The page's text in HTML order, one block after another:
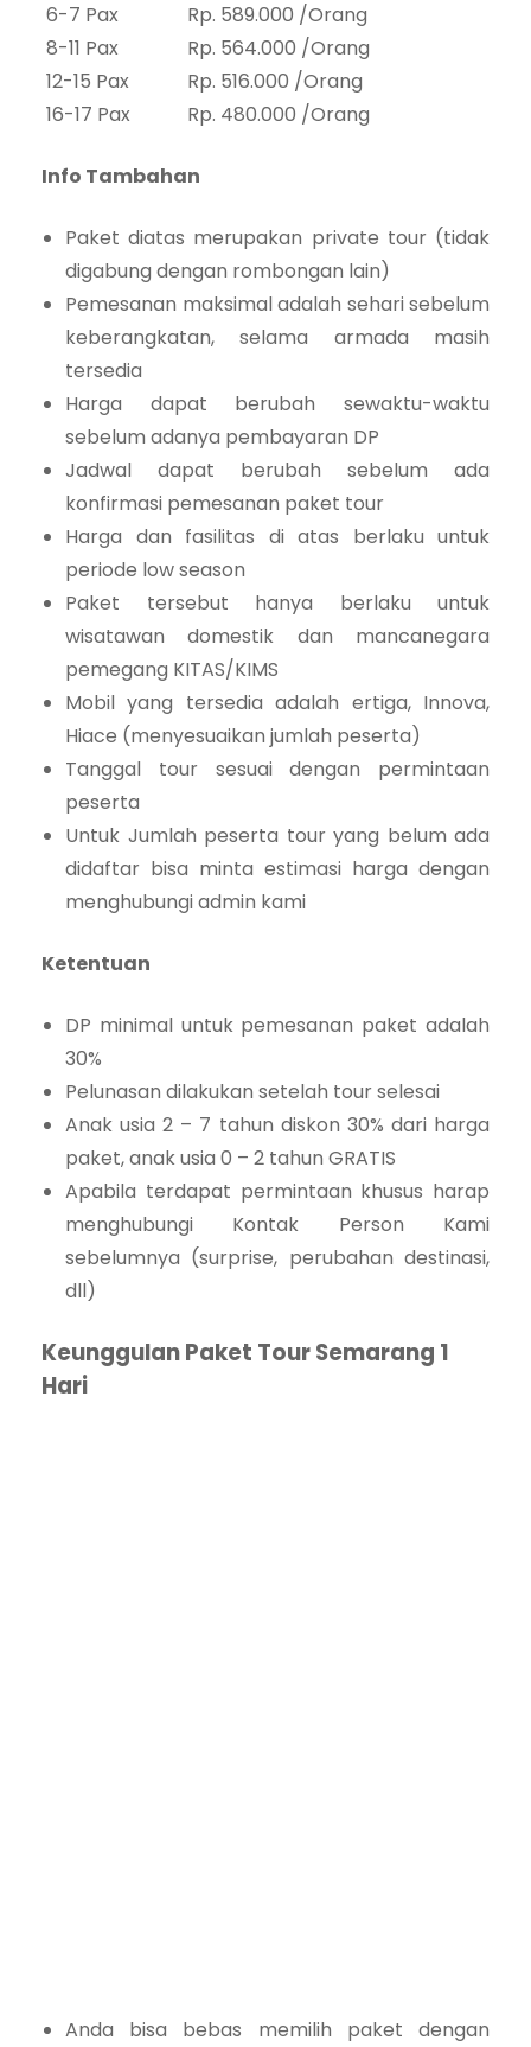
6-7 Pax
Rp. 589.000 /Orang
8-11 Pax
Rp. 564.000 /Orang
12-15 Pax
Rp. 516.000 /Orang
16-17 Pax
Rp. 480.000 /Orang
Info Tambahan
Paket diatas merupakan private tour (tidak
digabung dengan rombongan lain)
Pemesanan maksimal adalah sehari sebelum
keberangkatan, selama armada masih
tersedia
Harga dapat berubah sewaktu-waktu
sebelum adanya pembayaran DP
Jadwal dapat berubah sebelum ada
konfirmasi pemesanan paket tour
Harga dan fasilitas di atas berlaku untuk
periode low season
Paket tersebut hanya berlaku untuk
wisatawan domestik dan mancanegara
pemegang KITAS/KIMS
Mobil yang tersedia adalah ertiga, Innova,
Hiace (menyesuaikan jumlah peserta)
Tanggal tour sesuai dengan permintaan
peserta
Untuk Jumlah peserta tour yang belum ada
didaftar bisa minta estimasi harga dengan
menghubungi admin kami
Ketentuan
DP minimal untuk pemesanan paket adalah
30%
Pelunasan dilakukan setelah tour selesai
Anak usia 2 – 7 tahun diskon 30% dari harga
paket, anak usia 0 – 2 tahun GRATIS
Apabila terdapat permintaan khusus harap
menghubungi Kontak Person Kami
sebelumnya (surprise, perubahan destinasi,
dll)
Keunggulan Paket Tour Semarang 1
Hari
Anda bisa bebas memilih paket dengan